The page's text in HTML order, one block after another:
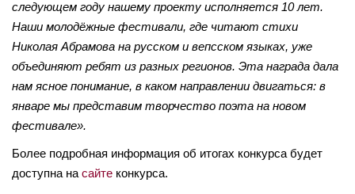
следующем году нашему проекту исполняется 10 лет.
Наши молодёжные фестивали, где читают стихи
Николая Абрамова на русском и вепсском языках, уже
объединяют ребят из разных регионов. Эта награда дала
нам ясное понимание, в каком направлении двигаться: в
январе мы представим творчество поэта на новом
фестивале».
Более подробная информация об итогах конкурса будет
доступна на сайте конкурса.